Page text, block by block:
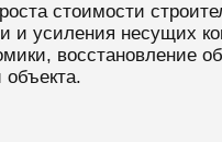
стоимости
и усиления несущих
восстановление
объекта.